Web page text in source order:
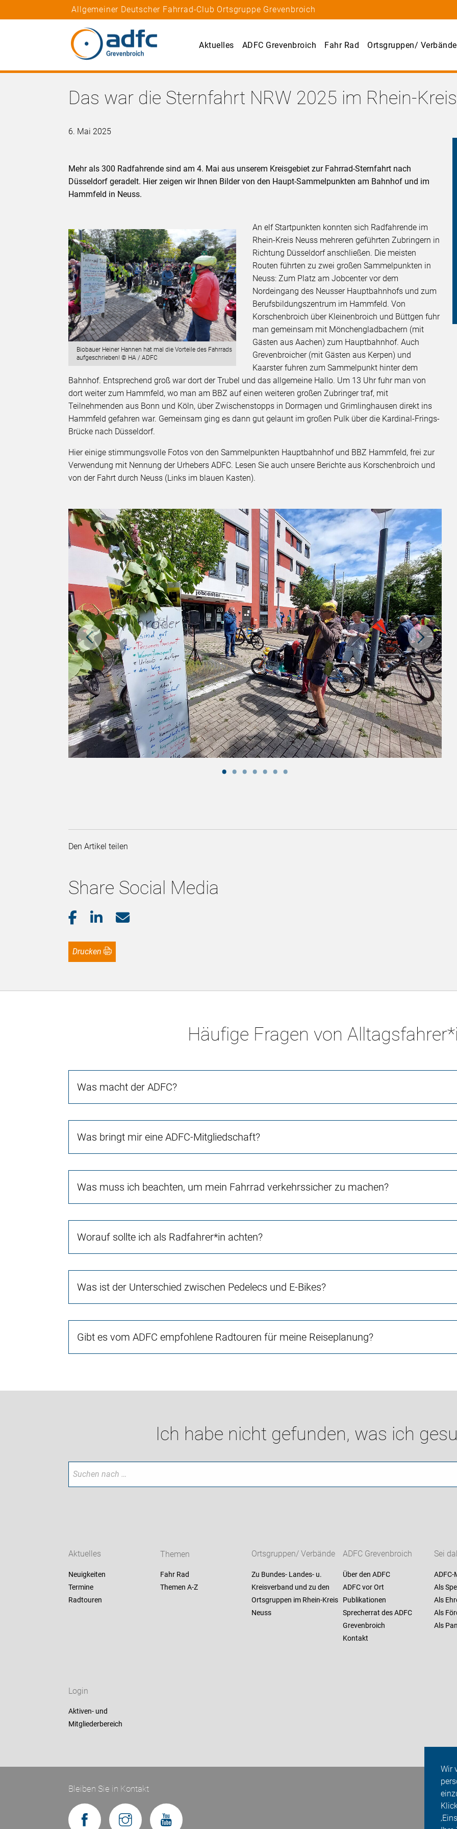
Wir
Allgemeiner Deutscher Fahrrad-Club Ortsgruppe Grevenbroich
Aktuelles ADFC Grevenbroich Fahr Rad Ortsgruppen/ Verbände
Das war die Sternfahrt NRW 2025 im Rhein-
6. Mai 2025
Mehr als 300 Radfahrende sind am 4. Mai aus unserem Kreisgebiet zur Fahrrad-Sternfahrt nach
Düsseldorf geradelt. Hier zeigen wir Ihnen Bilder von den Haupt-Sammelpunkten am Bahnhof und im
Hammfeld in Neuss.
Biobauer Heiner Hannen hat mal die Vorteile des Fahrrads
aufgeschrieben! © HA / ADFC
An elf Startpunkten konnten sich Radfahrende im
Rhein-Kreis Neuss mehreren geführten Zubringern in
Richtung Düsseldorf anschließen. Die meisten
Routen führten zu zwei großen Sammelpunkten in
Neuss: Zum Platz am Jobcenter vor dem
Nordeingang des Neusser Hauptbahnhofs und zum
Berufsbildungszentrum im Hammfeld. Von
Korschenbroich über Kleinenbroich und Büttgen fuhr
man gemeinsam mit Mönchengladbachern (mit
Gästen aus Aachen) zum Hauptbahnhof. Auch
Grevenbroicher (mit Gästen aus Kerpen) und
Kaarster fuhren zum Sammelpunkt hinter dem
Bahnhof. Entsprechend groß war dort der Trubel und das allgemeine Hallo. Um 13 Uhr fuhr man von
dort weiter zum Hammfeld, wo man am BBZ auf einen weiteren großen Zubringer traf, mit
Teilnehmenden aus Bonn und Köln, über Zwischenstopps in Dormagen und Grimlinghausen direkt ins
Hammfeld gefahren war. Gemeinsam ging es dann gut gelaunt im großen Pulk über die Kardinal-Frings-
Brücke nach Düsseldorf.
Hier einige stimmungsvolle Fotos von den Sammelpunkten Hauptbahnhof und BBZ Hammfeld, frei zur
Verwendung mit Nennung der Urhebers ADFC. Lesen Sie auch unsere Berichte aus Korschenbroich und
von der Fahrt durch Neuss (Links im blauen Kasten).
Den Artikel teilen
Share Social Media
Drucken
Häufige Fragen von
Was macht der ADFC?
Was bringt mir eine ADFC-Mitgliedschaft?
Was muss ich beachten, um mein Fahrrad verkehrssicher zu machen?
Worauf sollte ich als Radfahrer*in achten?
Was ist der Unterschied zwischen Pedelecs und E-Bikes?
Gibt es vom ADFC empfohlene Radtouren für meine Reiseplanung?
Ich habe nicht gefunden, was ich
Aktuelles
Neuigkeiten
Termine
Radtouren
Themen
Fahr Rad
Themen A-Z
Ortsgruppen/ Verbände
Zu Bundes- Landes- u.
Kreisverband und zu den
Ortsgruppen im Rhein-Kreis
Neuss
ADFC Grevenbroich
Über den ADFC
ADFC vor Ort
Publikationen
Sprecherrat des ADFC
Grevenbroich
Kontakt
Sei
Als
Als
Als
Als
Login
Aktiven- und
Mitgliederbereich
Bleiben Sie in Kontakt